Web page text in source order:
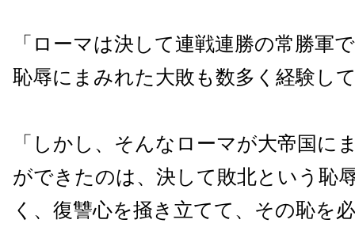
「ローマは決して連戦連勝の常勝軍
恥辱にまみれた大敗も数多く経験し
「しかし、そんなローマが大帝国に
ができたのは、決して敗北という恥
く、復讐心を掻き立てて、その恥を